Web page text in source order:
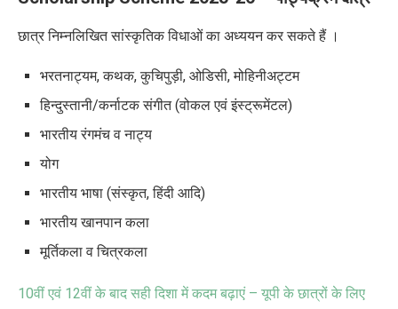
छात्र निम्नलिखित सांस्कृतिक विधाओं का अध्ययन कर सकते हैं ।
भरतनाट्यम, कथक, कुचिपुड़ी, ओडिसी, मोहिनीअट्टम
हिन्दुस्तानी/कर्नाटक संगीत (वोकल एवं इंस्ट्रूमेंटल)
भारतीय रंगमंच व नाट्य
योग
भारतीय भाषा (संस्कृत, हिंदी आदि)
भारतीय खानपान कला
मूर्तिकला व चित्रकला
10वीं एवं 12वीं के बाद सही दिशा में कदम बढ़ाएं – यूपी के छात्रों के लिए